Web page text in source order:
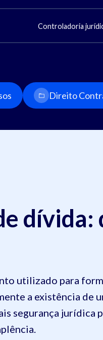
Controladoria
Direito
dívida:
utilizado para
a existência de
segurança jurídica